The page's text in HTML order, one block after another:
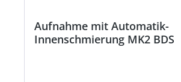
Aufnahme mit Automatik-
Innenschmierung MK2 BDS